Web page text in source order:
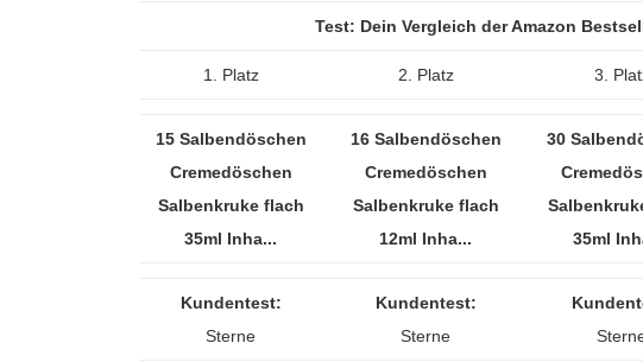
Test: Dein Vergleich der Amazon
1. Platz 2. Platz 3.
15 Salbendöschen
Cremedöschen
Salbenkruke flach
35ml Inha...
16 Salbendöschen
Cremedöschen
Salbenkruke flach
12ml Inha...
30
35ml
Kundentest:
Sterne
Kundentest:
Sterne